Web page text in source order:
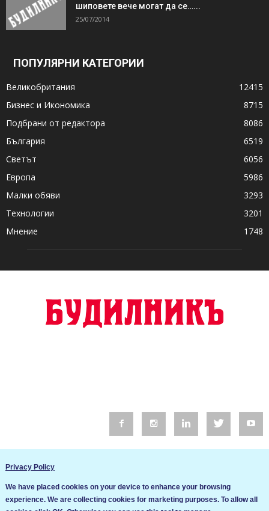
шиповете вече могат да се…...
25/07/2014
ПОПУЛЯРНИ КАТЕГОРИИ
Великобритания
12415
Бизнес и Икономика
8715
Подбрани от редактора
8086
България
6519
Светът
6056
Европа
5986
Малки обяви
3293
Технологии
3201
Мнение
1748
Общи условия
Privacy Policy
We have placed cookies on your device to enhance your browsing
experience. We are collecting cookies for marketing purposes. To allow all
Ние използваме бисквитки за да подобрим услугите си. Ако